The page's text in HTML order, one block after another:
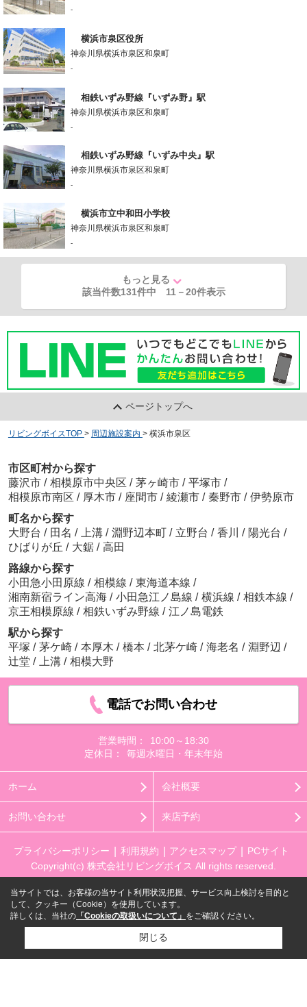
-
横浜市泉区役所
神奈川県横浜市泉区和泉町
-
相鉄いずみ野線『いずみ野』駅
神奈川県横浜市泉区和泉町
-
相鉄いずみ野線『いずみ中央』駅
神奈川県横浜市泉区和泉町
-
横浜市立中和田小学校
神奈川県横浜市泉区和泉町
-
もっと見る
該当件数131件中 11 －20件表示
ページトップへ
リビングボイスTOP > 周辺施設案内 > 横浜市泉区
市区町村から探す
藤沢市 / 相模原市中央区 / 茅ヶ崎市 / 平塚市 /
相模原市南区 / 厚木市 / 座間市 / 綾瀬市 / 秦野市 / 伊勢原市
町名から探す
大野台 / 田名 / 上溝 / 淵野辺本町 / 立野台 / 香川 / 陽光台 /
ひばりが丘 / 大鋸 / 高田
路線から探す
小田急小田原線 / 相模線 / 東海道本線 /
湘南新宿ライン高海 / 小田急江ノ島線 / 横浜線 / 相鉄本線 /
京王相模原線 / 相鉄いずみ野線 / 江ノ島電鉄
駅から探す
平塚 / 茅ケ崎 / 本厚木 / 橋本 / 北茅ケ崎 / 海老名 / 淵野辺 /
辻堂 / 上溝 / 相模大野
電話でお問い合わせ
営業時間：
10:00～18:30
定休日：
毎週水曜日・年末年始
ホーム 会社概要
お問い合わせ 来店予約
プライバシーポリシー 利用規約 アクセスマップ
PCサイト
Copyright(c) 株式会社リビングボイス All rights reserved.
当サイトでは、お客様の当サイト利用状況把握、サービス向上検討を目的と
して、クッキー（Cookie）を使用しています。
詳しくは、当社の 「Cookieの取扱いについて」 をご確認ください。
閉じる